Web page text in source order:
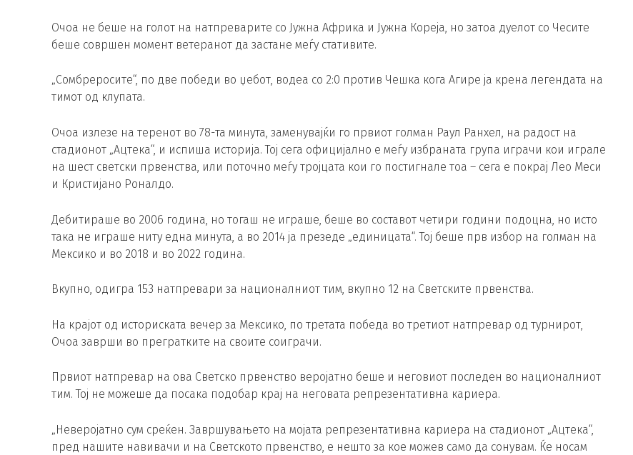
Очоа не беше на голот на натпреварите со Јужна Африка и Јужна Кореја, но затоа дуелот со Чесите
беше совршен момент ветеранот да застане меѓу стативите.
„Сомбреросите“, по две победи во џебот, водеа со 2:0 против Чешка кога Агире ја крена легендата на
тимот од клупата.
Очоа излезе на теренот во 78-та минута, заменувајќи го првиот голман Раул Ранхел, на радост на
стадионот „Ацтека“, и испиша историја. Тој сега официјално е меѓу избраната група играчи кои играле
на шест светски првенства, или поточно меѓу тројцата кои го постигнале тоа – сега е покрај Лео Меси
и Кристијано Роналдо.
Дебитираше во 2006 година, но тогаш не играше, беше во составот четири години подоцна, но исто
така не играше ниту една минута, а во 2014 ја презеде „единицата“. Тој беше прв избор на голман на
Мексико и во 2018 и во 2022 година.
Вкупно, одигра 153 натпревари за националниот тим, вкупно 12 на Светските првенства.
На крајот од историската вечер за Мексико, по третата победа во третиот натпревар од турнирот,
Очоа заврши во прегратките на своите соиграчи.
Првиот натпревар на ова Светско првенство веројатно беше и неговиот последен во националниот
тим. Тој не можеше да посака подобар крај на неговата репрезентативна кариера.
„Неверојатно сум среќен. Завршувањето на мојата репрезентативна кариера на стадионот „Ацтека“,
пред нашите навивачи и на Светското првенство, е нешто за кое можев само да сонувам. Ќе носам